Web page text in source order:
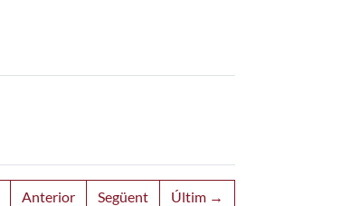
Anterior Següent Últim →